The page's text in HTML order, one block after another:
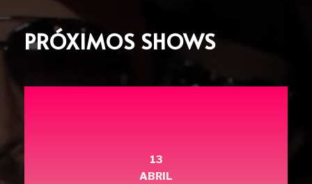
PRÓXIMOS SHOWS
13
ABRIL